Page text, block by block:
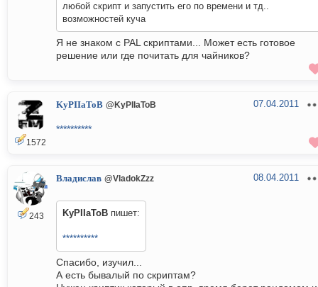
любой скрипт и запустить его по времени и тд..
возможностей куча
Я не знаком с PAL скриптами... Может есть готовое
решение или где почитать для чайников?
1572
KyPIIaToB @KyPIIaToB 07.04.2011
**********
243
Владислав @VladokZzz 08.04.2011
KyPIIaToB пишет:
**********
Спасибо, изучил...
А есть бывалый по скриптам?